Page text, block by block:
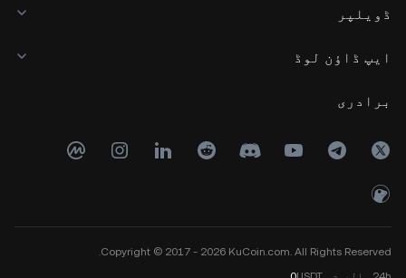
ڈویلپر
ایپ ڈاؤن لوڈ
برادری
Copyright © 2017 - 2026 KuCoin.com. All Rights Reserved.